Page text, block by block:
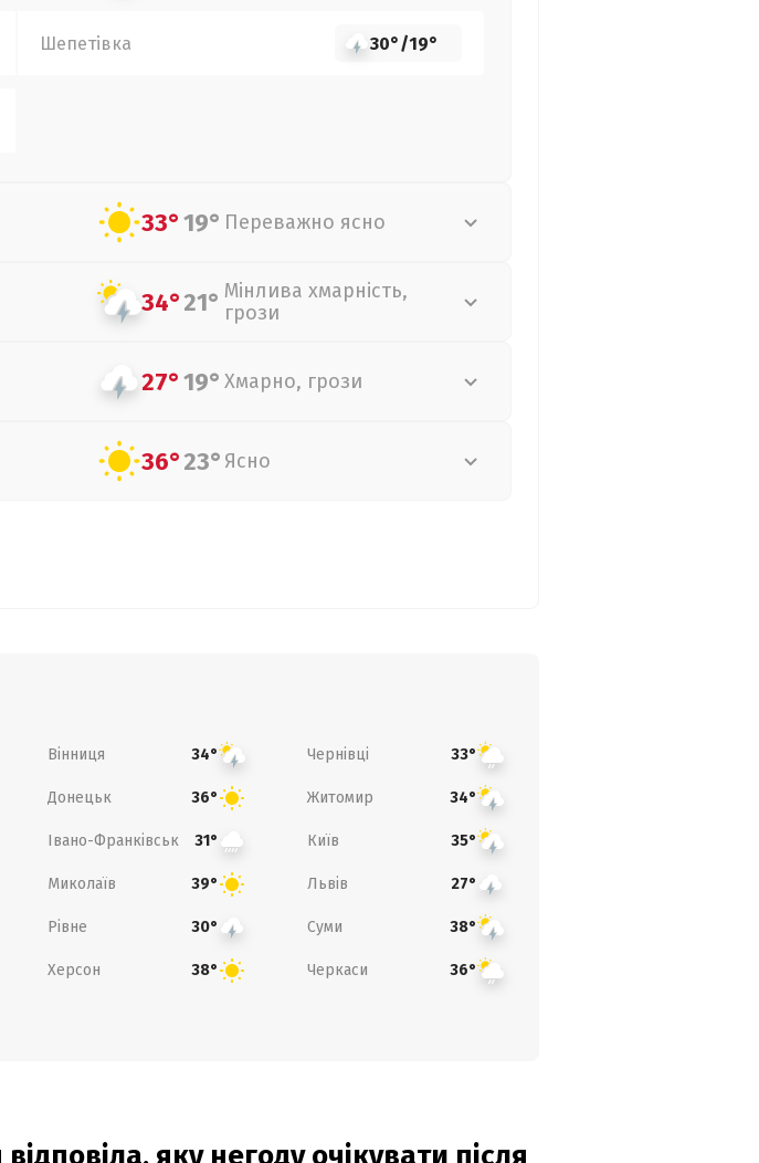
Шепетівка 30°/19°
33°19° Переважно ясно
34°21° Мінлива хмарність,
грози
27°19° Хмарно, грози
36°23° Ясно
Вінниця 34° Чернівці 33°
Донецьк 36° Житомир 34°
Івано-Франківськ 31° Київ 35°
Миколаїв 39° Львів 27°
Рівне 30° Суми 38°
Херсон 38° Черкаси 36°
яку негоду очікувати після